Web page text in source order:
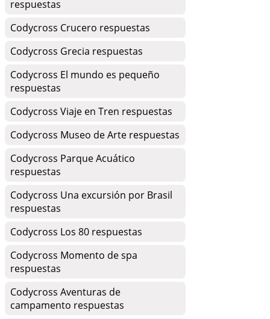
respuestas
Codycross Crucero respuestas
Codycross Grecia respuestas
Codycross El mundo es pequeño
respuestas
Codycross Viaje en Tren respuestas
Codycross Museo de Arte respuestas
Codycross Parque Acuático
respuestas
Codycross Una excursión por Brasil
respuestas
Codycross Los 80 respuestas
Codycross Momento de spa
respuestas
Codycross Aventuras de
campamento respuestas